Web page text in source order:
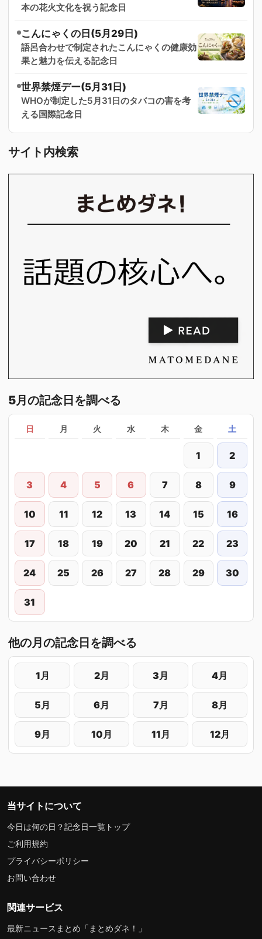
本の花火文化を祝う記念日
こんにゃくの日(5月29日)
語呂合わせで制定されたこんにゃくの健康効
果と魅力を伝える記念日
世界禁煙デー(5月31日)
WHOが制定した5月31日のタバコの害を考
える国際記念日
サイト内検索
5月の記念日を調べる
日 月 火 水 木 金 土
1 2
3 4 5 6 7 8 9
10 11 12 13 14 15 16
17 18 19 20 21 22 23
24 25 26 27 28 29 30
31
他の月の記念日を調べる
1月 2月 3月 4月
5月 6月 7月 8月
9月 10月 11月 12月
当サイトについて
今日は何の日？記念日一覧トップ
ご利用規約
プライバシーポリシー
お問い合わせ
関連サービス
最新ニュースまとめ「まとめダネ！」